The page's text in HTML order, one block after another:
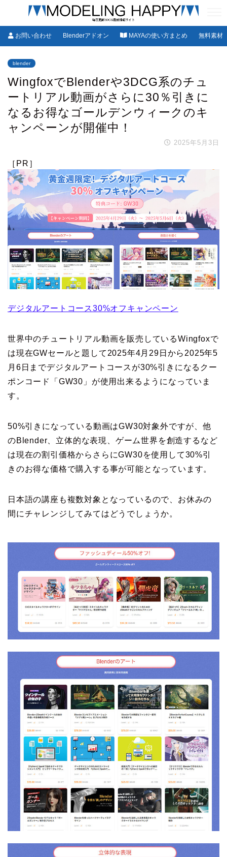
お問い合わせ Blenderアドオン MAYAの使い方まとめ 無料素材
blender
WingfoxでBlenderや3DCG系のチュ
ートリアル動画がさらに30％引きに
なるお得なゴールデンウィークのキ
ャンペーンが開催中！
2025年5月3日
［PR］
デジタルアートコース30%オフキャンペーン
世界中のチュートリアル動画を販売しているWingfoxで
は現在GWセールと題して2025年4月29日から2025年5
月6日までデジタルアートコースが30%引きになるクー
ポンコード「GW30」が使用出来るようになっていま
す。
50%引きになっている動画はGW30対象外ですが、他
のBlender、立体的な表現、ゲーム世界を創造するなど
は現在の割引価格からさらにGW30を使用して30%引
きのお得な価格で購入する事が可能となっています。
日本語の講座も複数対象となっているので、お休みの
間にチャレンジしてみてはどうでしょうか。